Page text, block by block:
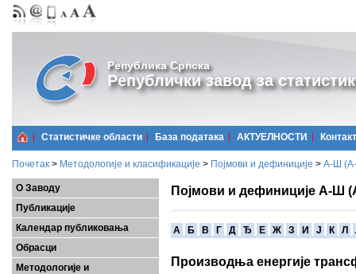
Република Српска
Републички завод за
Статистичке области Базa података АКТУЕЛНОСТИ Контакт
Почетак > Методологије и класификације > Појмови и дефиниције > А-Ш
О Заводу
Публикације
Календар публиковања
Обрасци
Методологије и
Појмови и дефиниције А-Ш
A Б В Г Д Ђ Е Ж З И Ј К Л
Производња енергије